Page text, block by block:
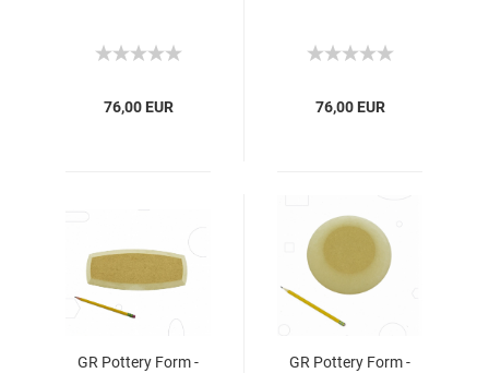
76,00 EUR 76,00 EUR
GR Pottery Form -
GR Pottery Form -